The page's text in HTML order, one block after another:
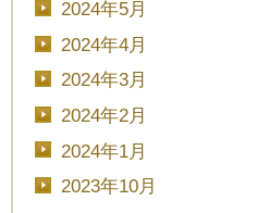
2024年5月
2024年4月
2024年3月
2024年2月
2024年1月
2023年10月